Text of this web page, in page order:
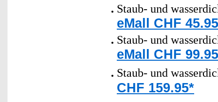
Staub- und
eMall CHF
Staub- und
eMall CHF
Staub- und
CHF 159.95*